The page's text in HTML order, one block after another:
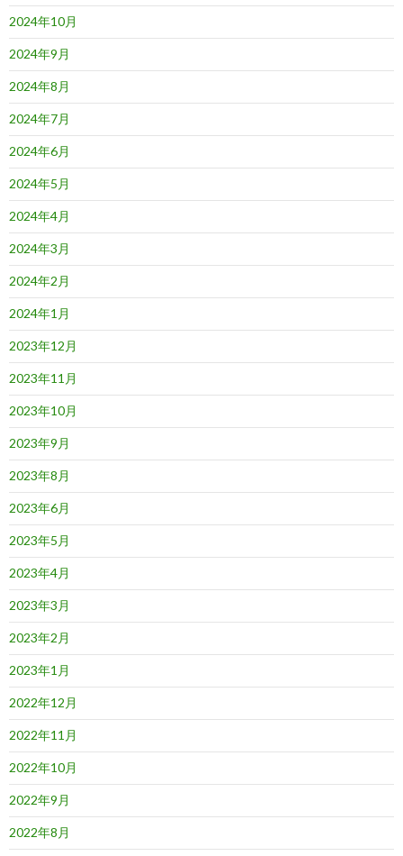
2024年10月
2024年9月
2024年8月
2024年7月
2024年6月
2024年5月
2024年4月
2024年3月
2024年2月
2024年1月
2023年12月
2023年11月
2023年10月
2023年9月
2023年8月
2023年6月
2023年5月
2023年4月
2023年3月
2023年2月
2023年1月
2022年12月
2022年11月
2022年10月
2022年9月
2022年8月